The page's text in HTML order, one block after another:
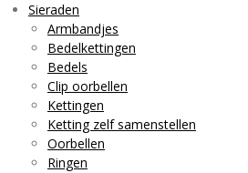
Sieraden
Armbandjes
Bedelkettingen
Bedels
Clip oorbellen
Kettingen
Ketting zelf samenstellen
Oorbellen
Ringen